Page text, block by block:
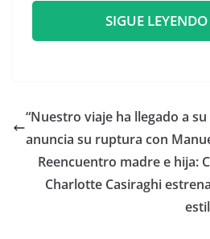
SIGUE LEYENDO
​“Nuestro viaje ha llegado a
anuncia su ruptura con
​Reencuentro madre e hija:
Charlotte Casiraghi